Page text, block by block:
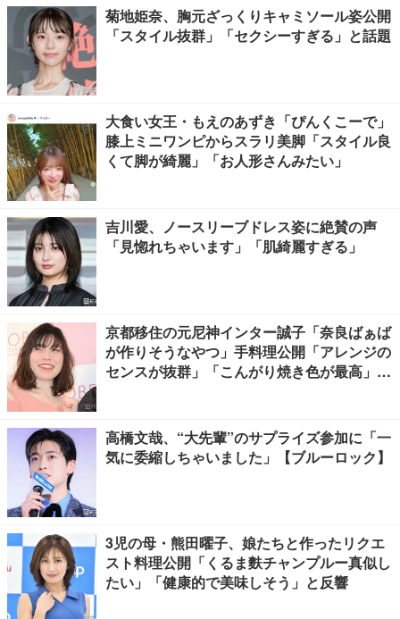
菊地姫奈、胸元ざっくりキャミソール姿公開
「スタイル抜群」「セクシーすぎる」と話題
大食い女王・もえのあずき「ぴんくこーで」
膝上ミニワンピからスラリ美脚「スタイル良
くて脚が綺麗」「お人形さんみたい」
吉川愛、ノースリーブドレス姿に絶賛の声
「見惚れちゃいます」「肌綺麗すぎる」
京都移住の元尼神インター誠子「奈良ばぁば
が作りそうなやつ」手料理公開「アレンジの
センスが抜群」「こんがり焼き色が最高」と
高橋文哉、“大先輩”のサプライズ参加に「一
気に委縮しちゃいました」【ブルーロック】
3児の母・熊田曜子、娘たちと作ったリクエ
スト料理公開「くるま麩チャンプルー真似し
たい」「健康的で美味しそう」と反響